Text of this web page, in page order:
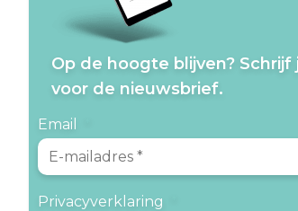
Op de hoogte blijven? Schrijf
voor de nieuwsbrief.
Email
Privacyverklaring